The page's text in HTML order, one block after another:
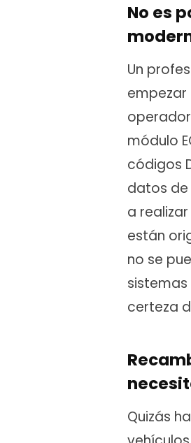
No es
Un
módulo
códigos
datos de
a
están
no se
certeza
Quizás